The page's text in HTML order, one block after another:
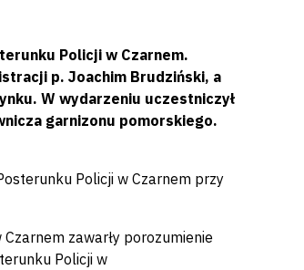
Policji w Czarnem.
p. Joachim Brudziński, a
W wydarzeniu uczestniczył
garnizonu pomorskiego.
Policji w Czarnem przy
zawarły porozumienie
Policji w